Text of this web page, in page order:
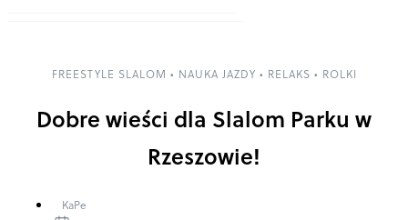
FREESTYLE SLALOM • NAUKA JAZDY • RELAKS • ROLKI
Dobre wieści dla Slalom Parku w
Rzeszowie!
KaPe